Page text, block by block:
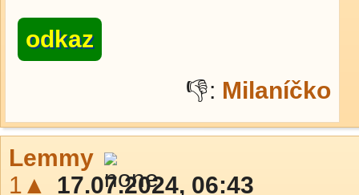
odkaz
👎: Milaníčko
Lemmy
1▲
17.07.2024, 06:43